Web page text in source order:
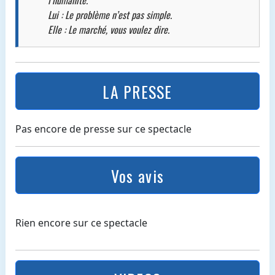
Lui : Le problème n’est pas simple.
Elle : Le marché, vous voulez dire.
LA PRESSE
Pas encore de presse sur ce spectacle
Vos avis
Rien encore sur ce spectacle